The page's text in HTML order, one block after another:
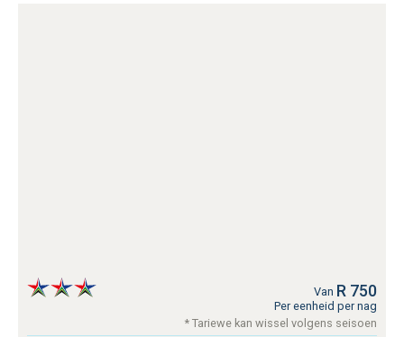
Van R 750
Per eenheid per nag
* Tariewe kan wissel volgens seisoen